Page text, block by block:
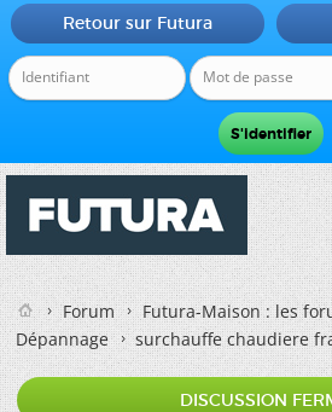
Retour sur Futura
Forum
Futura-Maison : les
Dépannage
surchauffe chaudiere
DISCUSSION